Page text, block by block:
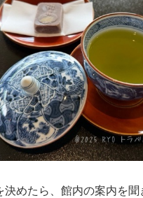
決めたら、館内の案内を聞